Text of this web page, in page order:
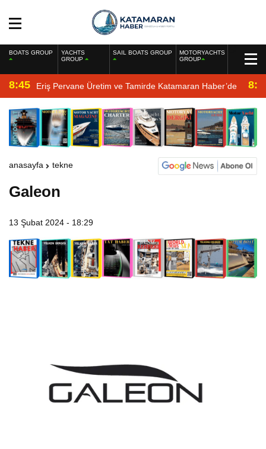
BOATS GROUP
YACHTS
GROUP
SAIL BOATS GROUP
MOTORYACHTS
GROUP
8:45 Eriş Pervane Üretim ve Tamirde Katamaran Haber’de
anasayfa tekne
Galeon
13 Şubat 2024 - 18:29